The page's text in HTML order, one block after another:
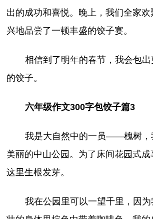
出的成功和喜悦。晚上，我们全家
兴地品尝了一顿丰盛的饺子宴。
相信到了明年的春节，我会包
的饺子。
六年级作文300字包饺子篇3
我是大自然中的一员——槐树，
美丽的中山公园。为了床间花园式成
这里生根发芽。
我在公园里可以一望千里，因